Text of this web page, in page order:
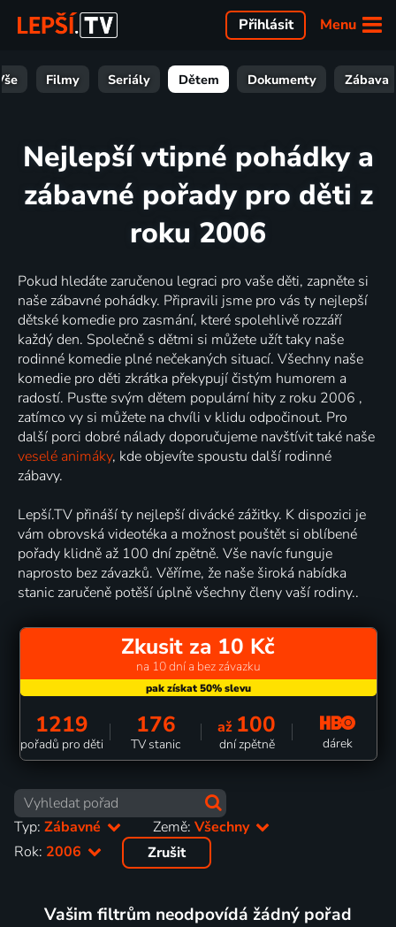
Menu
Přihlásit
Filmy Seriály Dětem Dokumenty Zábava
Nejlepší vtipné pohádky a
zábavné pořady pro děti z
roku 2006
Pokud hledáte zaručenou legraci pro vaše děti, zapněte si
naše zábavné pohádky. Připravili jsme pro vás ty nejlepší
dětské komedie pro zasmání, které spolehlivě rozzáří
každý den. Společně s dětmi si můžete užít taky naše
rodinné komedie plné nečekaných situací. Všechny naše
komedie pro děti zkrátka překypují čistým humorem a
radostí. Pusťte svým dětem populární hity z roku 2006 ,
zatímco vy si můžete na chvíli v klidu odpočinout. Pro
další porci dobré nálady doporučujeme navštívit také naše
veselé animáky, kde objevíte spoustu další rodinné
zábavy.
Lepší.TV přináší ty nejlepší divácké zážitky. K dispozici je
vám obrovská videotéka a možnost pouštět si oblíbené
pořady klidně až 100 dní zpětně. Vše navíc funguje
naprosto bez závazků. Věříme, že naše široká nabídka
stanic zaručeně potěší úplně všechny členy vaší rodiny..
Zkusit za 10 Kč
na 10 dní a bez závazku
1219
pořadů pro děti
176
TV stanic
až 100
dní zpětně dárek
Typ: Zábavné Země:Všechny
Rok: 2006 Zrušit
Vašim filtrům neodpovídá žádný pořad